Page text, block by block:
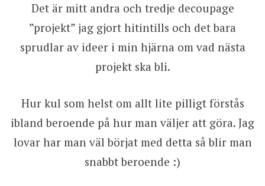
Det är mitt andra och tredje decoupage
”projekt” jag gjort hitintills och det bara
sprudlar av ideer i min hjärna om vad nästa
projekt ska bli.
Hur kul som helst om allt lite pilligt förstås
ibland beroende på hur man väljer att göra. Jag
lovar har man väl börjat med detta så blir man
snabbt beroende :)